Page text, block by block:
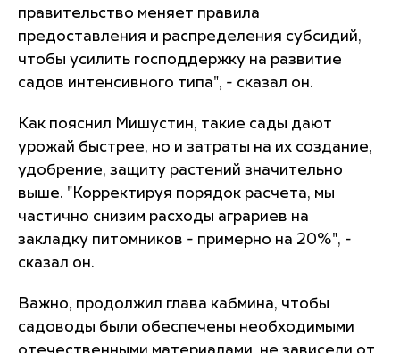
правительство меняет правила
предоставления и распределения субсидий,
чтобы усилить господдержку на развитие
садов интенсивного типа", - сказал он.
Как пояснил Мишустин, такие сады дают
урожай быстрее, но и затраты на их создание,
удобрение, защиту растений значительно
выше. "Корректируя порядок расчета, мы
частично снизим расходы аграриев на
закладку питомников - примерно на 20%", -
сказал он.
Важно, продолжил глава кабмина, чтобы
садоводы были обеспечены необходимыми